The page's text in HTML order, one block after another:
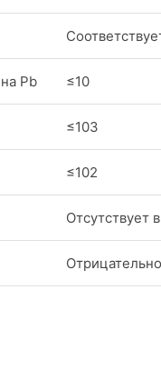
Pb ≤10
≤103
≤102
Отсутствует
Отрицательно